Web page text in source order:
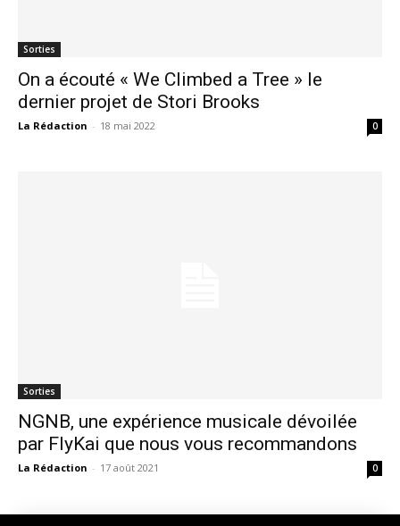
Sorties
On a écouté « We Climbed a Tree » le
dernier projet de Stori Brooks
La Rédaction - 18 mai 2022 0
Sorties
NGNB, une expérience musicale dévoilée
par FlyKai que nous vous recommandons
La Rédaction - 17 août 2021 0